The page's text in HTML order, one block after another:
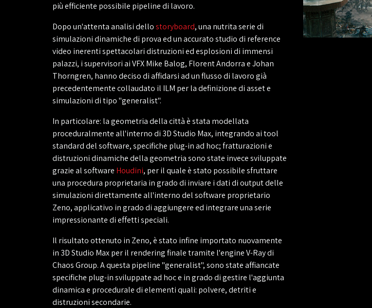
più efficiente possibile pipeline di lavoro.
Dopo un'attenta analisi dellostoryboard, una nutrita serie di
simulazioni dinamiche di prova ed un accurato studio di reference
video inerenti spettacolari distruzioni ed esplosioni di immensi
palazzi, i supervisori ai VFX Mike Balog, Florent Andorra e Johan
Thorngren, hanno deciso di affidarsi ad un flusso di lavoro già
precedentemente collaudato il ILM per la definizione di asset e
simulazioni di tipo "generalist".
In particolare: la geometria della città è stata modellata
proceduralmente all'interno di 3D Studio Max, integrando ai tool
standard del software, specifiche plug-in ad hoc; fratturazioni e
distruzioni dinamiche della geometria sono state invece sviluppate
grazie al software Houdini, per il quale è stato possibile sfruttare
una procedura proprietaria in grado di inviare i dati di output delle
simulazioni direttamente all'interno del software proprietario
Zeno, applicativo in grado di aggiungere ed integrare una serie
impressionante di effetti speciali.
Il risultato ottenuto in Zeno, è stato infine importato nuovamente
in 3D Studio Max per il rendering finale tramite l'engine V-Ray di
Chaos Group. A questa pipeline "generalist", sono state affiancate
specifiche plug-in sviluppate ad hoc e in grado di gestire l'aggiunta
dinamica e procedurale di elementi quali: polvere, detriti e
distruzioni secondarie.